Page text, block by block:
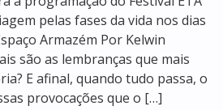
pelas fases da vida nos dias
Armazém Por Kelwin
são as lembranças que mais
E afinal, quando tudo passa, o
provocações que o […]